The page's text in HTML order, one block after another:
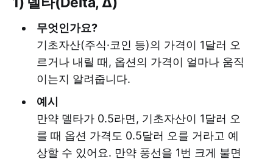
무엇인가요?
기초자산(주식·코인 등)의 가격이 1달러 오
르거나 내릴 때, 옵션의 가격이 얼마나 움직
이는지 알려줍니다.
예시
만약 델타가 0.5라면, 기초자산이 1달러 오
를 때 옵션 가격도 0.5달러 오를 거라고 예
상할 수 있어요. 만약 풍선을 1번 크게 불면